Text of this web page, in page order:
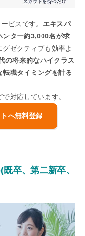
ビスです。 エキスパ
ンター約3,000名が求
グゼクティブも効率よ
の将来的なハイクラス
職タイミングを計る
対応しています。
へ無料登録
卒、第二新卒、